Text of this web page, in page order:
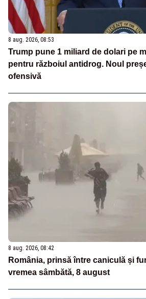
8 aug. 2026, 08:53
Trump pune 1 miliard de dolari pe
pentru războiul antidrog. Noul
ofensivă
8 aug. 2026, 08:42
România, prinsă între caniculă și
vremea sâmbătă, 8 august